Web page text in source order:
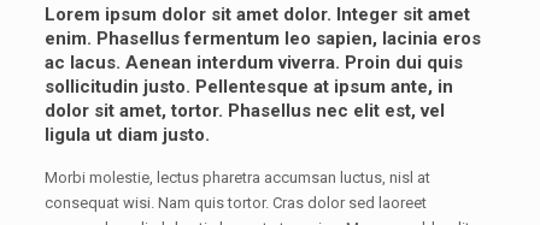
Lorem ipsum dolor sit amet dolor. Integer sit amet
enim. Phasellus fermentum leo sapien, lacinia eros
ac lacus. Aenean interdum viverra. Proin dui quis
sollicitudin justo. Pellentesque at ipsum ante, in
dolor sit amet, tortor. Phasellus nec elit est, vel
ligula ut diam justo.
Morbi molestie, lectus pharetra accumsan luctus, nisl at
consequat wisi. Nam quis tortor. Cras dolor sed laoreet